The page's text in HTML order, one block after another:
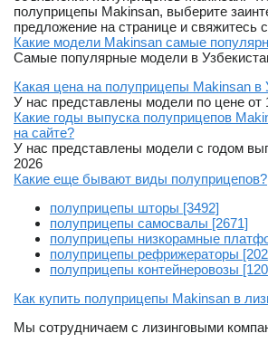
полуприцепы Makinsan, выберите
предложение на странице и свяжитесь
Какие модели Makinsan самые
Самые популярные модели в
Какая цена на полуприцепы Makinsan в
У нас представлены модели по цене от
Какие годы выпуска полуприцепов
на сайте?
У нас представлены модели с годом
2026
Какие еще бывают виды полуприцепов?
полуприцепы шторы [3492]
полуприцепы самосвалы [2671]
полуприцепы низкорамные
полуприцепы рефрижераторы
полуприцепы контейнеровозы
Как купить полуприцепы Makinsan в
Мы сотрудничаем с лизинговыми